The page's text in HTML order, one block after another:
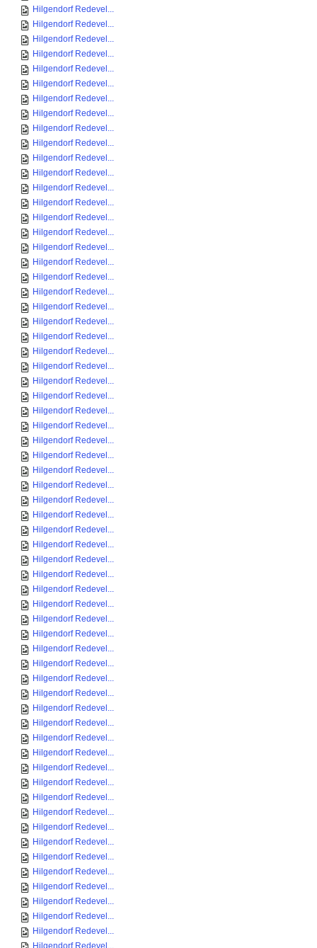
Hilgendorf Redevel...
Hilgendorf Redevel...
Hilgendorf Redevel...
Hilgendorf Redevel...
Hilgendorf Redevel...
Hilgendorf Redevel...
Hilgendorf Redevel...
Hilgendorf Redevel...
Hilgendorf Redevel...
Hilgendorf Redevel...
Hilgendorf Redevel...
Hilgendorf Redevel...
Hilgendorf Redevel...
Hilgendorf Redevel...
Hilgendorf Redevel...
Hilgendorf Redevel...
Hilgendorf Redevel...
Hilgendorf Redevel...
Hilgendorf Redevel...
Hilgendorf Redevel...
Hilgendorf Redevel...
Hilgendorf Redevel...
Hilgendorf Redevel...
Hilgendorf Redevel...
Hilgendorf Redevel...
Hilgendorf Redevel...
Hilgendorf Redevel...
Hilgendorf Redevel...
Hilgendorf Redevel...
Hilgendorf Redevel...
Hilgendorf Redevel...
Hilgendorf Redevel...
Hilgendorf Redevel...
Hilgendorf Redevel...
Hilgendorf Redevel...
Hilgendorf Redevel...
Hilgendorf Redevel...
Hilgendorf Redevel...
Hilgendorf Redevel...
Hilgendorf Redevel...
Hilgendorf Redevel...
Hilgendorf Redevel...
Hilgendorf Redevel...
Hilgendorf Redevel...
Hilgendorf Redevel...
Hilgendorf Redevel...
Hilgendorf Redevel...
Hilgendorf Redevel...
Hilgendorf Redevel...
Hilgendorf Redevel...
Hilgendorf Redevel...
Hilgendorf Redevel...
Hilgendorf Redevel...
Hilgendorf Redevel...
Hilgendorf Redevel...
Hilgendorf Redevel...
Hilgendorf Redevel...
Hilgendorf Redevel...
Hilgendorf Redevel...
Hilgendorf Redevel...
Hilgendorf Redevel...
Hilgendorf Redevel...
Hilgendorf Redevel...
Hilgendorf Redevel...